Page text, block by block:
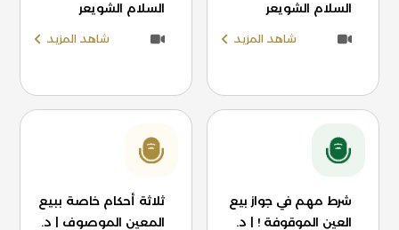
السلام الشويعر
شاهد المزيد
السلام الشويعر
شاهد المزيد
شرط مهم في جواز بيع
العين الموقوفة ! | د.
ثلاثة أحكام خاصة ببيع
المعين الموصوف | د.